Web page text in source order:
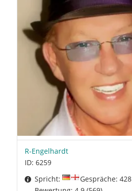
R-Engelhardt
ID: 6259
Spricht:
Gespräche: